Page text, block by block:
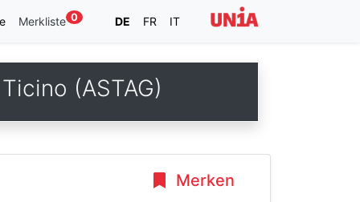
Merkliste 0 DE FR IT
(ASTAG)
Merken